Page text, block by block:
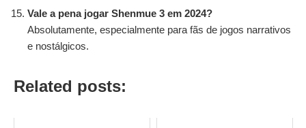
Vale a pena jogar Shenmue 3 em 2024?
Absolutamente, especialmente para fãs de jogos narrativos
e nostálgicos.
Related posts: